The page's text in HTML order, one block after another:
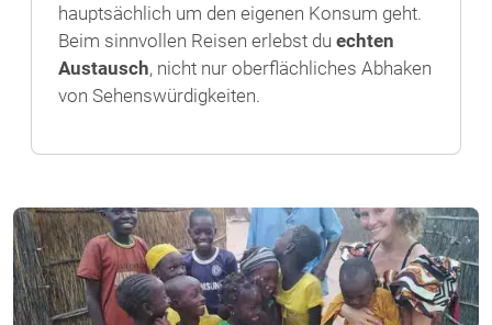
hauptsächlich um den eigenen Konsum geht.
Beim sinnvollen Reisen erlebst du echten
Austausch, nicht nur oberflächliches Abhaken
von Sehenswürdigkeiten.